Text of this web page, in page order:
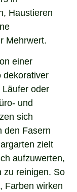
Haustieren
Mehrwert.
einer
dekorativer
oder
und
sich
den Fasern
zielt
aufzuwerten,
zu reinigen. So
Farben wirken